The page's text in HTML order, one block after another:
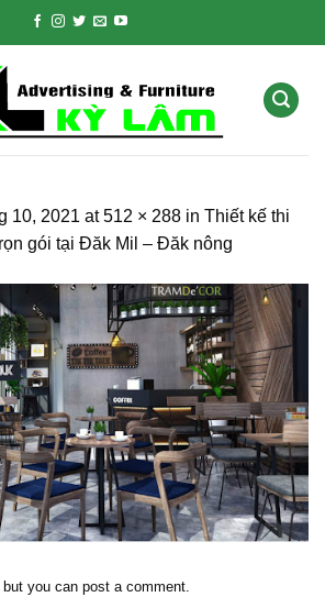
10, 2021 at512 × 288 in Thiết kế thi
gói tại Đăk Mil – Đăk nông
you can post a comment